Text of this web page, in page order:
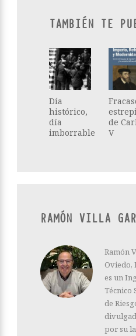
TAMBIÉN TE
Día
histórico,
día
imborrable
de
V
RAMÓN VILLA
Ramón
Oviedo,
es un
Técnico
de
por su